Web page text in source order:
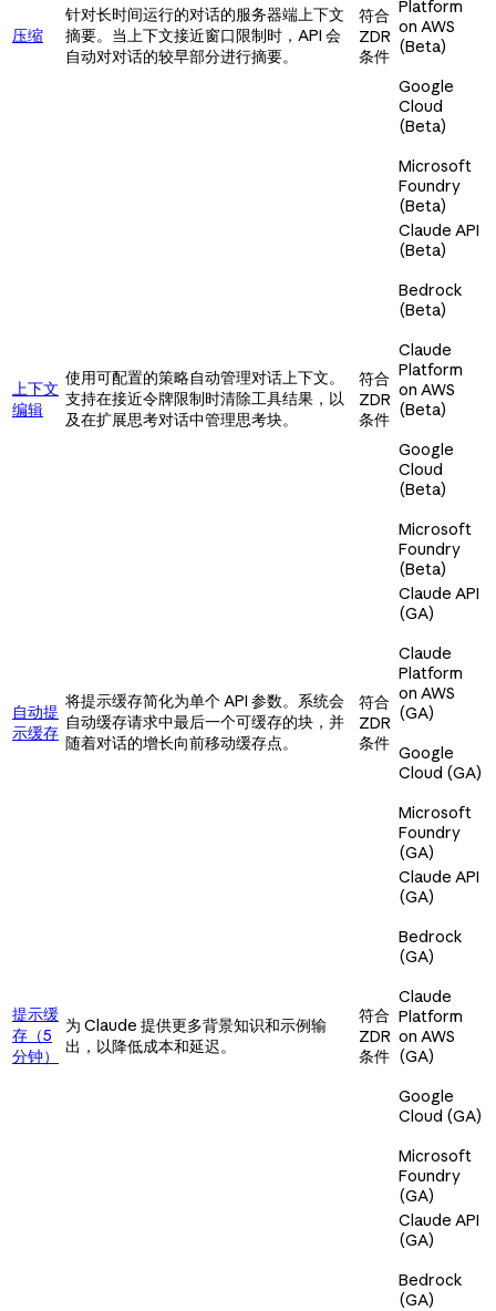
压缩
针对长时间运行的对话的服务器端上下文
摘要。当上下文接近窗口限制时，API 会
自动对对话的较早部分进行摘要。
符合
ZDR
条件
Platform
on AWS
(Beta)
Google
Cloud
(Beta)
Microsoft
Foundry
(Beta)
上下文
编辑
使用可配置的策略自动管理对话上下文。
支持在接近令牌限制时清除工具结果，以
及在扩展思考对话中管理思考块。
符合
ZDR
条件
Claude API
(Beta)
Bedrock
(Beta)
Claude
Platform
on AWS
(Beta)
Google
Cloud
(Beta)
Microsoft
Foundry
(Beta)
自动提
示缓存
将提示缓存简化为单个 API 参数。系统会
自动缓存请求中最后一个可缓存的块，并
随着对话的增长向前移动缓存点。
符合
ZDR
条件
Claude API
(GA)
Claude
Platform
on AWS
(GA)
Google
Cloud (GA)
Microsoft
Foundry
(GA)
提示缓
存（5
分钟）
为 Claude 提供更多背景知识和示例输
出，以降低成本和延迟。
符合
ZDR
条件
Claude API
(GA)
Bedrock
(GA)
Claude
Platform
on AWS
(GA)
Google
Cloud (GA)
Microsoft
Foundry
(GA)
Claude API
(GA)
Bedrock
(GA)